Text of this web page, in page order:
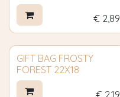
€ 2,89
GIFT BAG FROSTY
FOREST 22X18
€ 2,19